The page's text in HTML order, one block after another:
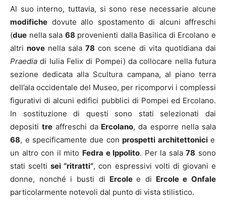
Al suo interno, tuttavia, si sono rese necessarie alcune
modifiche dovute allo spostamento di alcuni affreschi
(due nella sala 68 provenienti dalla Basilica di Ercolano e
altrinove nella sala 78 con scene di vita quotidiana dai
Praedia di Iulia Felix di Pompei) da collocare nella futura
sezione dedicata alla Scultura campana, al piano terra
dell’ala occidentale del Museo, per ricomporvi i complessi
figurativi di alcuni edifici pubblici di Pompei ed Ercolano.
In sostituzione di questi sono stati selezionati dai
deposititre affreschi daErcolano, da esporre nella sala
68, e specificamente due conprospetti architettonicie
un altro con il mito Fedra e Ippolito. Per la sala78 sono
stati sceltisei “ritratti”, con espressivi volti di giovani e
donne, nonché i busti di Ercolee di Ercole e Onfale
particolarmente notevoli dal punto di vista stilistico.